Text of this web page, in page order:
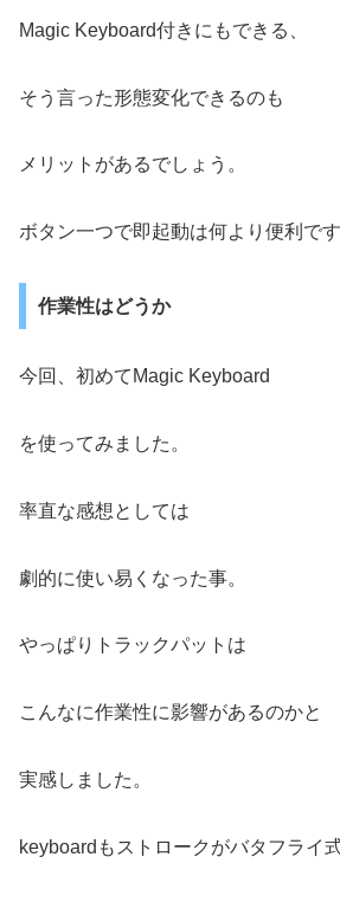
Magic Keyboard付きにもできる、
そう言った形態変化できるのも
メリットがあるでしょう。
ボタン一つで即起動は何より便利です
作業性はどうか
今回、初めてMagic Keyboard
を使ってみました。
率直な感想としては
劇的に使い易くなった事。
やっぱりトラックパットは
こんなに作業性に影響があるのかと
実感しました。
keyboardもストロークがバタフライ